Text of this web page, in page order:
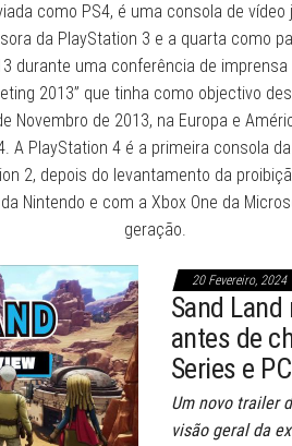
como PS4, é uma consola de
da PlayStation 3 e a quarta como
durante uma conferência de
2013” que tinha como objectivo
Novembro de 2013, na Europa e
A PlayStation 4 é a primeira consola
2, depois do levantamento da
Nintendo e com a Xbox One da
geração.
20 Fevereiro, 2024
Sand
antes de
Series e PC
Um novo trailer
visão geral da